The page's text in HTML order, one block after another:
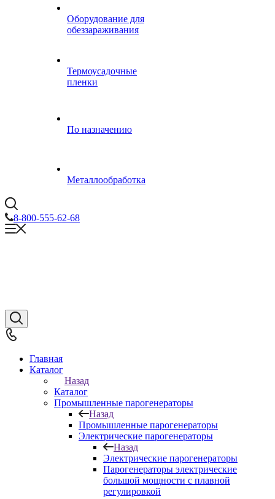
Оборудование для
обеззараживания
Термоусадочные
пленки
По назначению
Металлообработка
8-800-555-62-68
Главная
Каталог
Назад
Каталог
Промышленные парогенераторы
Назад
Промышленные парогенераторы
Электрические парогенераторы
Назад
Электрические парогенераторы
Парогенераторы электрические
большой мощности с плавной
регулировкой